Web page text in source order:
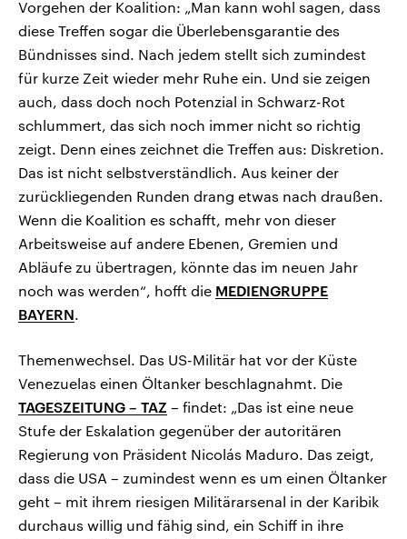
Vorgehen der Koalition: „Man kann wohl sagen, dass
diese Treffen sogar die Überlebensgarantie des
Bündnisses sind. Nach jedem stellt sich zumindest
für kurze Zeit wieder mehr Ruhe ein. Und sie zeigen
auch, dass doch noch Potenzial in Schwarz-Rot
schlummert, das sich noch immer nicht so richtig
zeigt. Denn eines zeichnet die Treffen aus: Diskretion.
Das ist nicht selbstverständlich. Aus keiner der
zurückliegenden Runden drang etwas nach draußen.
Wenn die Koalition es schafft, mehr von dieser
Arbeitsweise auf andere Ebenen, Gremien und
Abläufe zu übertragen, könnte das im neuen Jahr
noch was werden“, hofft die MEDIENGRUPPE
BAYERN.
Themenwechsel. Das US-Militär hat vor der Küste
Venezuelas einen Öltanker beschlagnahmt. Die
TAGESZEITUNG – TAZ – findet: „Das ist eine neue
Stufe der Eskalation gegenüber der autoritären
Regierung von Präsident Nicolás Maduro. Das zeigt,
dass die USA – zumindest wenn es um einen Öltanker
geht – mit ihrem riesigen Militärarsenal in der Karibik
durchaus willig und fähig sind, ein Schiff in ihre